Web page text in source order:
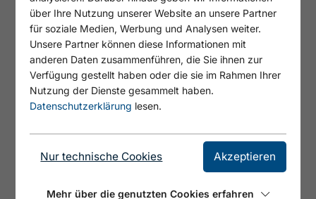
über Ihre Nutzung unserer Website an unsere Partner
für soziale Medien, Werbung und Analysen weiter.
Unsere Partner können diese Informationen mit
anderen Daten zusammenführen, die Sie ihnen zur
Verfügung gestellt haben oder die sie im Rahmen Ihrer
Nutzung der Dienste gesammelt haben.
Datenschutzerklärung lesen.
Nur technische Cookies Akzeptieren
Mehr über die genutzten Cookies erfahren